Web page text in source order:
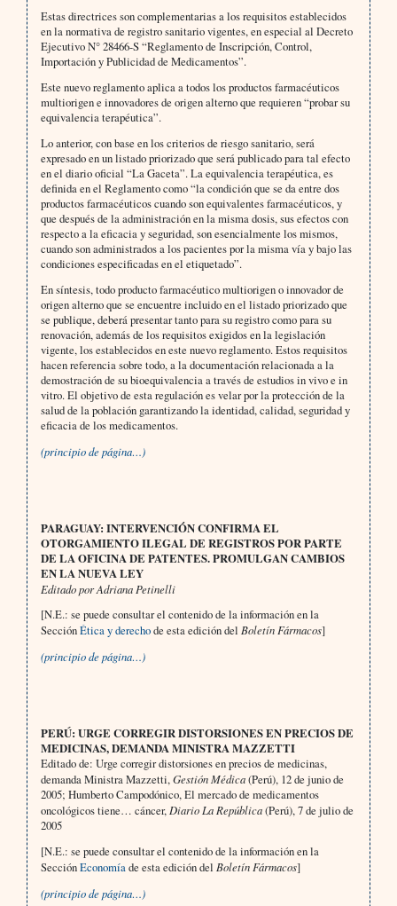
Estas directrices son complementarias a los requisitos establecidos
en la normativa de registro sanitario vigentes, en especial al Decreto
Ejecutivo N° 28466-S “Reglamento de Inscripción, Control,
Importación y Publicidad de Medicamentos”.
Este nuevo reglamento aplica a todos los productos farmacéuticos
multiorigen e innovadores de origen alterno que requieren “probar su
equivalencia terapéutica”.
Lo anterior, con base en los criterios de riesgo sanitario, será
expresado en un listado priorizado que será publi­cado para tal efecto
en el diario oficial “La Gaceta”. La equivalencia terapéutica, es
definida en el Reglamento como “la condición que se da entre dos
productos farmacéuticos cuando son equivalentes farmacéuticos, y
que después de la administración en la misma dosis, sus efectos con
respecto a la eficacia y seguridad, son esencial­mente los mismos,
cuando son administrados a los pacientes por la misma vía y bajo las
condiciones especifica­das en el etiquetado”.
En síntesis, todo producto farmacéutico multiorigen o innovador de
origen alterno que se encuentre incluido en el listado priorizado que
se publique, deberá presentar tanto para su registro como para su
renovación, además de los requisitos exigidos en la legislación
vigente, los establecidos en este nuevo reglamento. Estos requisitos
hacen referencia sobre todo, a la documentación relacionada a la
demostración de su bioequivalencia a través de estu­dios in vivo e in
vitro. El objetivo de esta regulación es velar por la protección de la
salud de la población garanti­zando la identidad, calidad, seguridad y
eficacia de los medicamentos.
(principio de página…)
PARAGUAY: INTERVENCIÓN CONFIRMA EL
OTORGAMIENTO ILEGAL DE REGISTROS POR PARTE
DE LA OFICINA DE PATENTES. PROMULGAN CAMBIOS
EN LA NUEVA LEY
Editado por Adriana Petinelli
[N.E.: se puede consultar el contenido de la información en la
SecciónÉtica y derechode esta edición del Boletín Fármacos]
(principio de página…)
PERÚ: URGE CORREGIR DISTORSIONES EN PRECIOS DE
MEDICINAS, DEMANDA MINISTRA MAZZETTI
Editado de: Urge corregir distorsiones en precios de medicinas,
demanda Ministra Mazzetti,Gestión Médica(Perú), 12 de junio de
2005; Humberto Campodónico, El mercado de medicamentos
oncológicos tiene… cáncer, Diario La República(Perú), 7 de julio de
2005
[N.E.: se puede consultar el contenido de la información en la
SecciónEconomíade esta edición del Boletín Fármacos]
(principio de página…)